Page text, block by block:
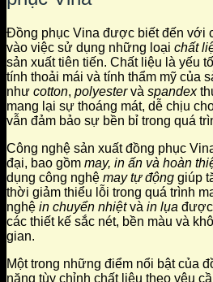
Đồng phục Vina được biết đến với
vào việc sử dụng những loại chất
sản xuất tiên tiến. Chất liệu là yếu
tính thoải mái và tính thẩm mỹ của
như cotton, polyestervà spandex
mang lại sự thoáng mát, dễ chịu
vẫn đảm bảo sự bền bỉ trong quá
Công nghệ sản xuất đồng phục
đại, bao gồm may, in ấn và hoàn
dụng công nghệ may tự động giúp
thời giảm thiểu lỗi trong quá trình
nghệ in chuyển nhiệtvà in lụa được
các thiết kế sắc nét, bền màu và
gian.
Một trong những điểm nổi bật của
năng tùy chỉnh chất liệu theo yêu